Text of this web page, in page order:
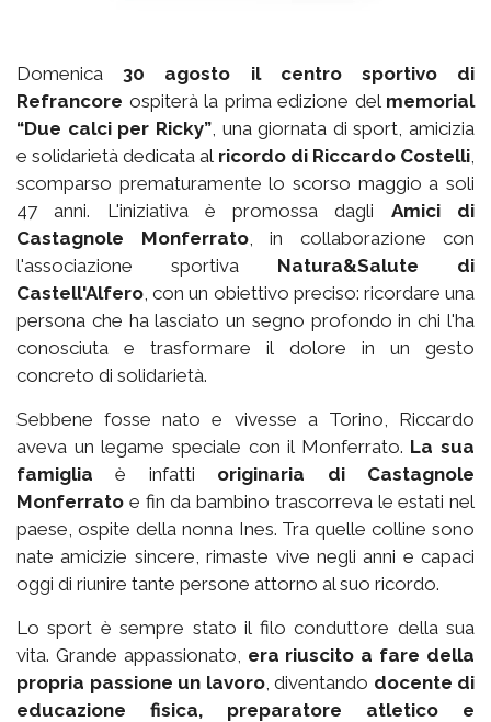
Domenica30 agosto il centro sportivo di
Refrancore ospiterà la prima edizione del memorial
“Due calci per Ricky”, una giornata di sport, amicizia
e solidarietà dedicata al ricordo di Riccardo Costelli
scomparso prematuramente lo scorso maggio a soli
47 anni. L'iniziativa è promossa dagli Amici di
Castagnole Monferrato, in collaborazione con
l'associazione sportiva Natura&Salute di
Castell'Alfero , con un obiettivo preciso: ricordare una
persona che ha lasciato un segno profondo in chi l'ha
conosciuta e trasformare il dolore in un gesto
concreto di solidarietà.
Sebbene fosse nato e vivesse a Torino, Riccardo
aveva un legame speciale con il Monferrato. La sua
famigliaè infatti originaria di Castagnole
Monferrato e fin da bambino trascorreva le estati nel
paese, ospite della nonna Ines. Tra quelle colline sono
nate amicizie sincere, rimaste vive negli anni e capaci
oggi di riunire tante persone attorno al suo ricordo.
Lo sport è sempre stato il filo conduttore della sua
vita. Grande appassionato, era riuscito a fare della
propria passione un lavoro, diventando docente di
educazione fisica, preparatore atletico e